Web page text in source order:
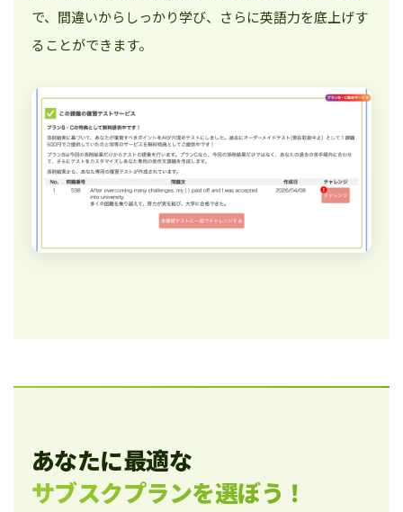
で、間違いからしっかり学び、さらに英語力を底上げす
ることができます。
あなたに最適な
サブスクプランを選ぼう！